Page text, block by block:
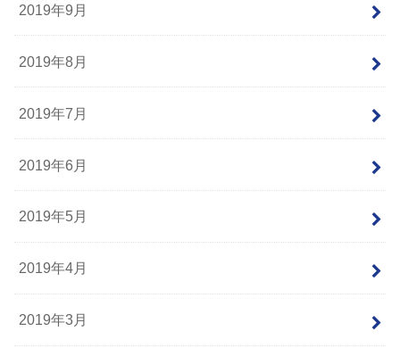
2019年9月
2019年8月
2019年7月
2019年6月
2019年5月
2019年4月
2019年3月